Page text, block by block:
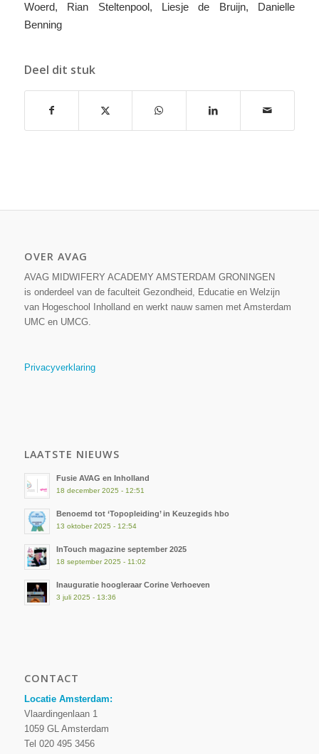
Woerd, Rian Steltenpool, Liesje de Bruijn, Danielle
Benning
Deel dit stuk
OVER AVAG
AVAG MIDWIFERY ACADEMY AMSTERDAM GRONINGEN
is onderdeel van de faculteit Gezondheid, Educatie en Welzijn
van Hogeschool Inholland en werkt nauw samen met Amsterdam
UMC en UMCG.
Privacyverklaring
LAATSTE NIEUWS
Fusie AVAG en Inholland
18 december 2025 - 12:51
Benoemd tot ‘Topopleiding’ in Keuzegids hbo
13 oktober 2025 - 12:54
InTouch magazine september 2025
18 september 2025 - 11:02
Inauguratie hoogleraar Corine Verhoeven
3 juli 2025 - 13:36
CONTACT
Locatie Amsterdam:
Vlaardingenlaan 1
1059 GL Amsterdam
Tel 020 495 3456